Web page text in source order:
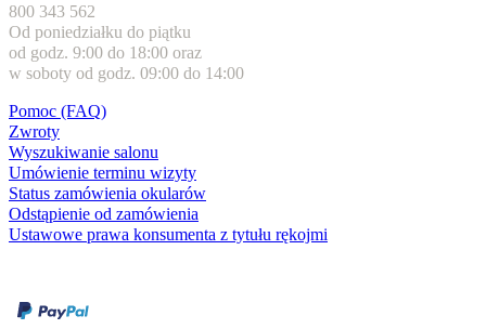
800 343 562
Od poniedziałku do piątku
od godz. 9:00 do 18:00 oraz
w soboty od godz. 09:00 do 14:00
Pomoc (FAQ)
Zwroty
Wyszukiwanie salonu
Umówienie terminu wizyty
Status zamówienia okularów
Odstąpienie od zamówienia
Ustawowe prawa konsumenta z tytułu rękojmi